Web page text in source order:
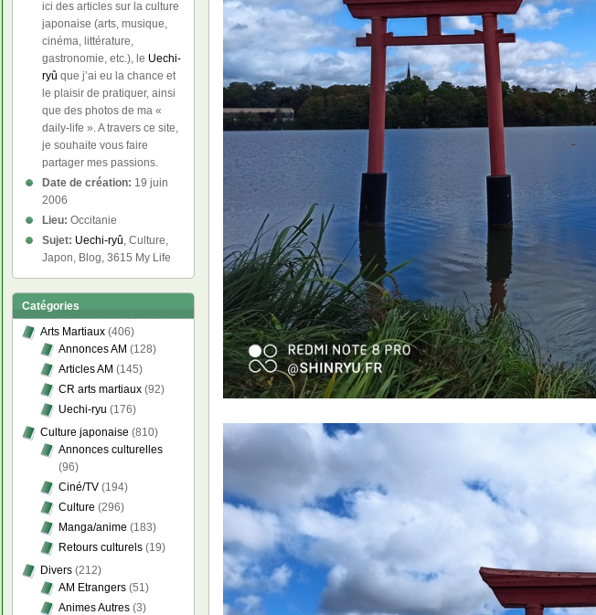
ici des articles sur la culture
japonaise (arts, musique,
cinéma, littérature,
gastronomie, etc.), le Uechi-
ryû que j’ai eu la chance et
le plaisir de pratiquer, ainsi
que des photos de ma «
daily-life ». A travers ce site,
je souhaite vous faire
partager mes passions.
Date de création: 19 juin
2006
Lieu: Occitanie
Sujet: Uechi-ryû, Culture,
Japon, Blog, 3615 My Life
Catégories
Arts Martiaux (406)
Annonces AM (128)
Articles AM (145)
CR arts martiaux (92)
Uechi-ryu (176)
Culture japonaise (810)
Annonces culturelles
(96)
Ciné/TV (194)
Culture (296)
Manga/anime (183)
Retours culturels (19)
Divers (212)
AM Etrangers (51)
Animes Autres (3)